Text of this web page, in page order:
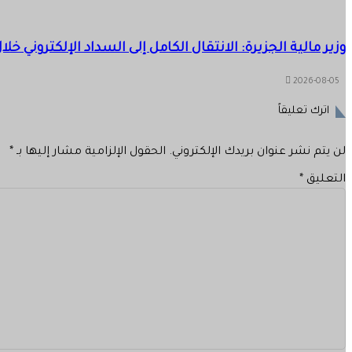
وزير مالية الجزيرة: الانتقال الكامل إلى السداد الإلكتروني
2026-08-05
اترك تعليقاً
لن يتم نشر عنوان بريدك الإلكتروني. الحقول الإلزامية مشار إليها بـ *
التعليق *